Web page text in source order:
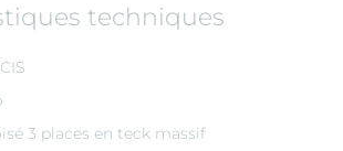
techniques
3 places en teck massif